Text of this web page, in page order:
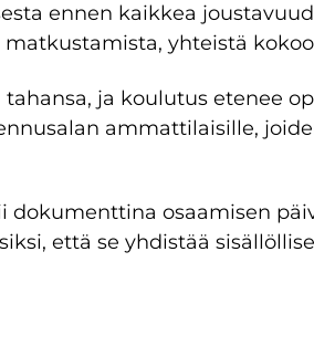
ennen kaikkea
yhteistä
ja koulutus etenee
ammattilaisille,
osaamisen
että se yhdistää